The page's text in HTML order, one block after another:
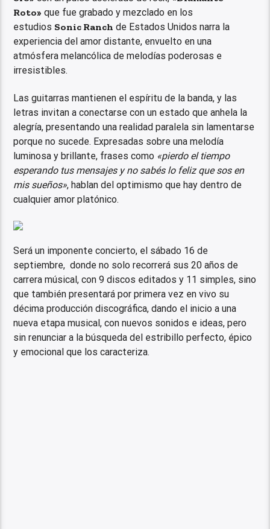
Roto» que fue grabado y mezclado en los
estudios Sonic Ranch de Estados Unidos narra la
experiencia del amor distante, envuelto en una
atmósfera melancólica de melodías poderosas e
irresistibles.
Las guitarras mantienen el espíritu de la banda, y las
letras invitan a conectarse con un estado que anhela la
alegría, presentando una realidad paralela sin lamentarse
porque no sucede. Expresadas sobre una melodía
luminosa y brillante, frases como «pierdo el tiempo
esperando tus mensajes y no sabés lo feliz que sos en
mis sueños», hablan del optimismo que hay dentro de
cualquier amor platónico.
Será un imponente concierto, el sábado 16 de
septiembre, donde no solo recorrerá sus 20 años de
carrera músical, con 9 discos editados y 11 simples, sino
que también presentará por primera vez en vivo su
décima producción discográfica, dando el inicio a una
nueva etapa musical, con nuevos sonidos e ideas, pero
sin renunciar a la búsqueda del estribillo perfecto, épico
y emocional que los caracteriza.